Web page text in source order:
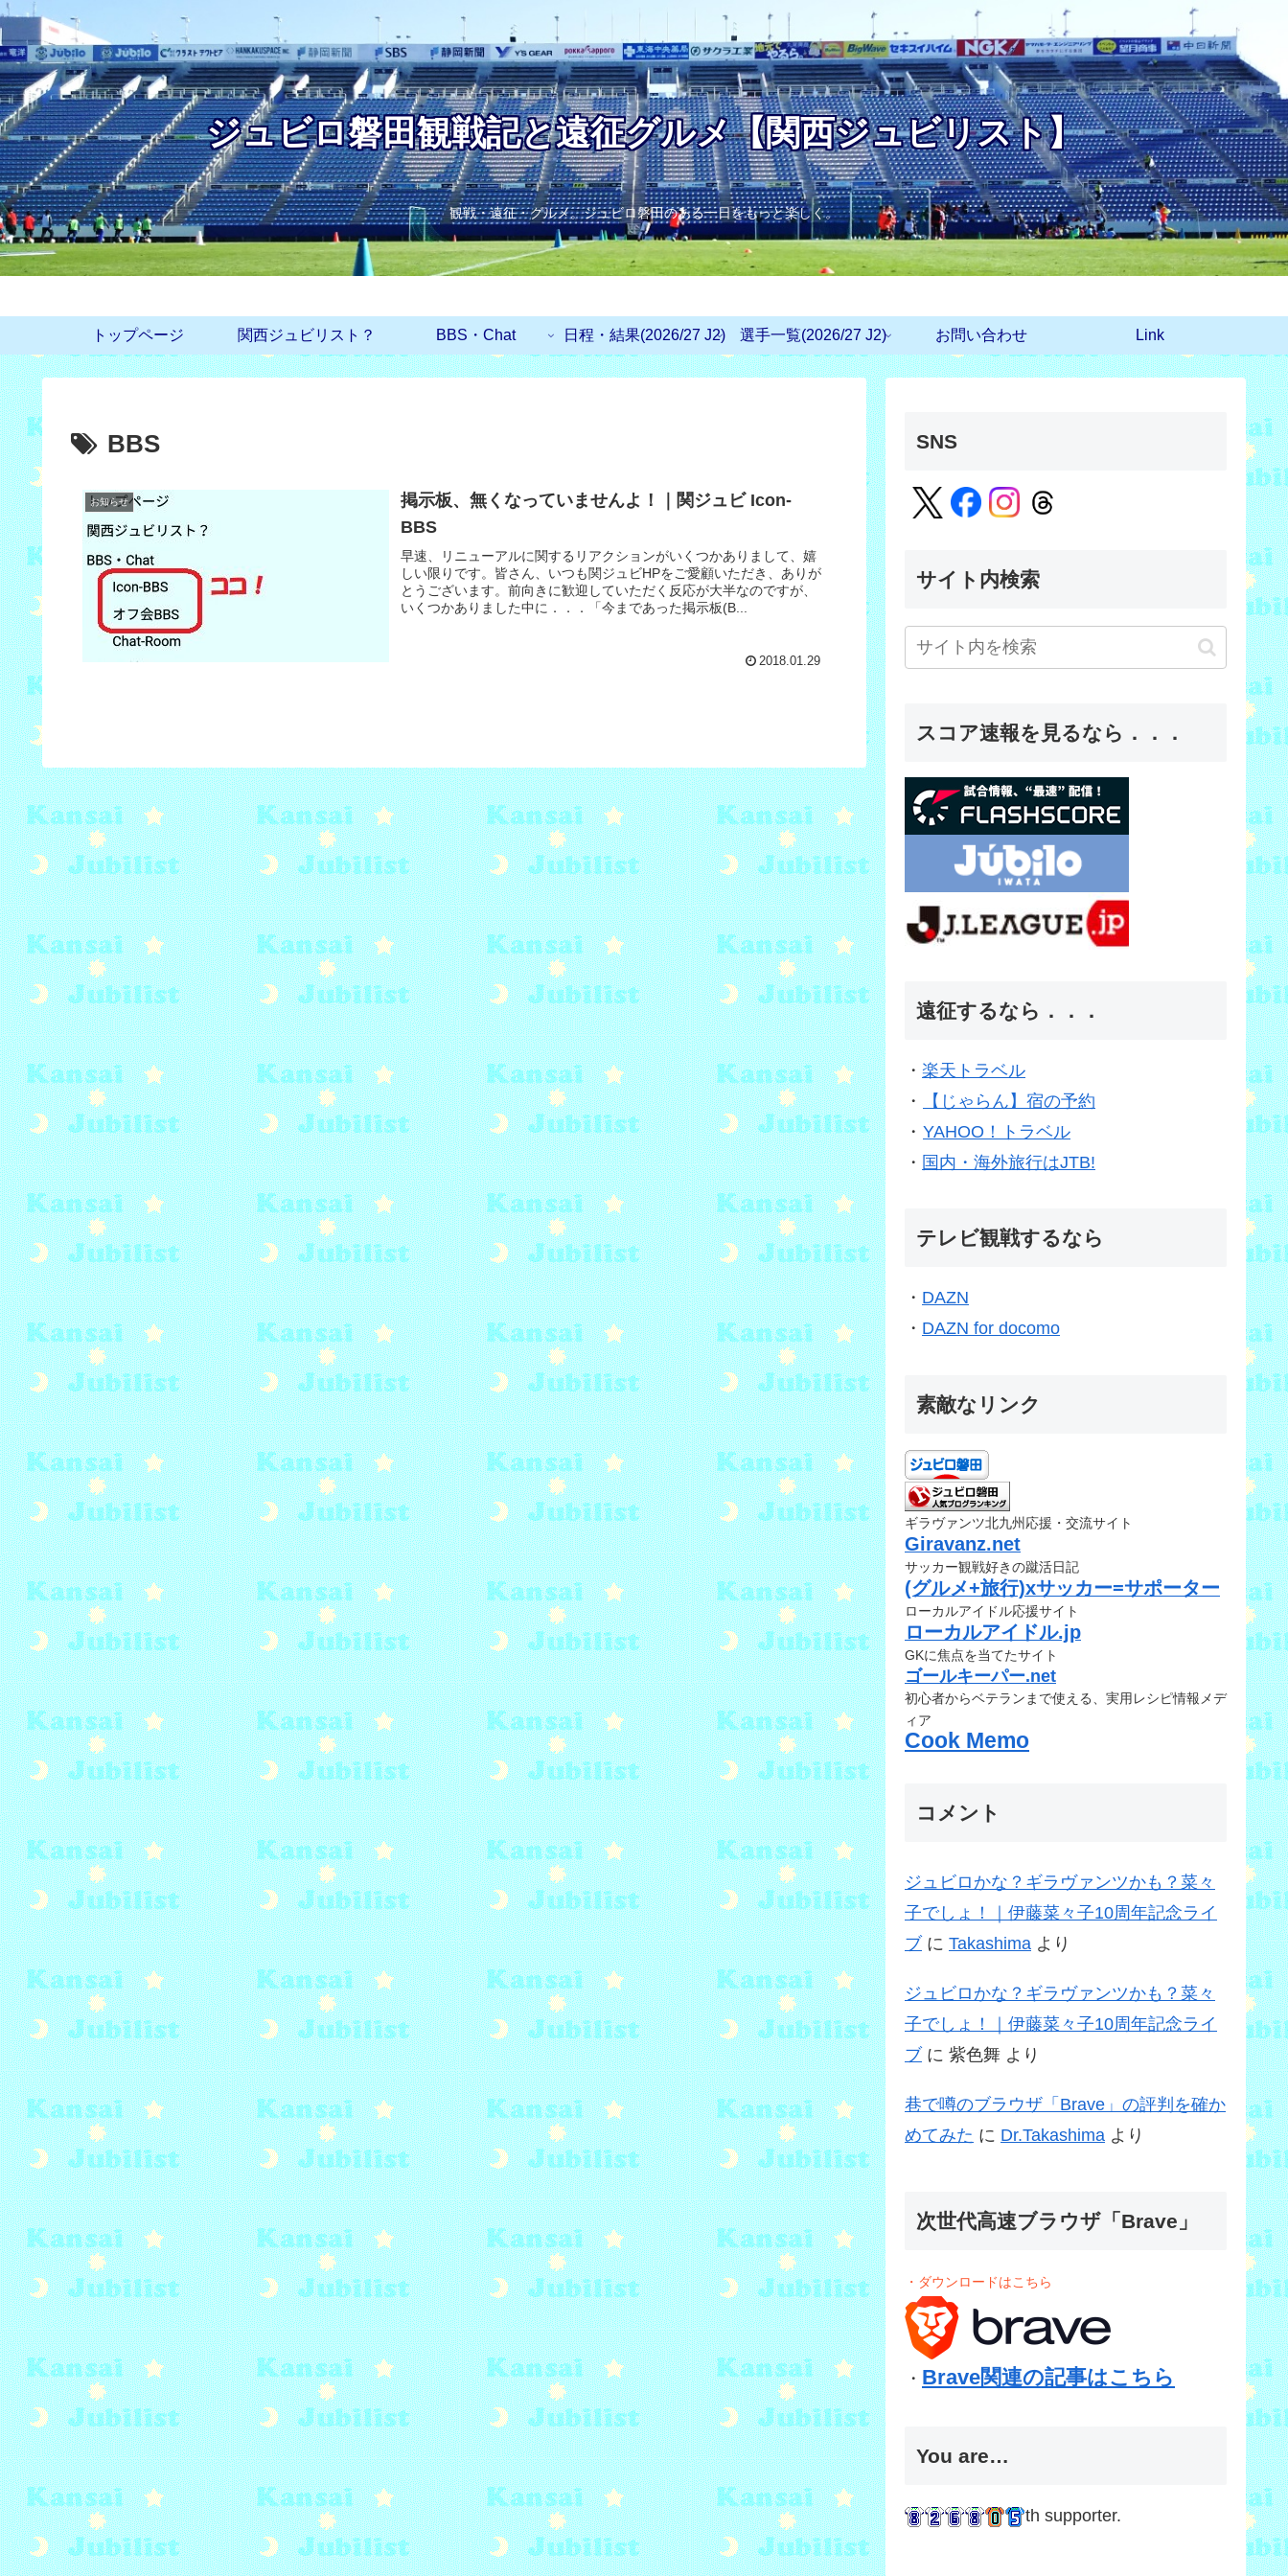
ジュビロ磐田観戦記と遠征グルメ【関西ジュビリスト】
観戦・遠征・グルメ。ジュビロ磐田のある一日をもっと楽しく。
トップページ 関西ジュビリスト？ BBS・Chat 日程・結果(2026/27 J2) 選手一覧(2026/27 J2) お問い合わせ Link
BBS
お知らせ
掲示板、無くなっていませんよ！｜関ジュビ Icon-
BBS
早速、リニューアルに関するリアクションがいくつかありまして、嬉
しい限りです。皆さん、いつも関ジュビHPをご愛顧いただき、ありが
とうございます。前向きに歓迎していただく反応が大半なのですが、
いくつかありました中に．．．「今まであった掲示板(B...
2018.01.29
SNS
サイト内検索
スコア速報を見るなら．．．
遠征するなら．．．
・ 楽天トラベル
・
【じゃらん】宿の予約
・ YAHOO！トラベル
・ 国内・海外旅行はJTB!
テレビ観戦するなら
・ DAZN
・ DAZN for docomo
素敵なリンク
ギラヴァンツ北九州応援・交流サイト
Giravanz.net
サッカー観戦好きの蹴活日記
(グルメ+旅行)xサッカー=サポーター
ローカルアイドル応援サイト
ローカルアイドル.jp
GKに焦点を当てたサイト
ゴールキーパー.net
初心者からベテランまで使える、実用レシピ情報メデ
ィア
Cook Memo
コメント
ジュビロかな？ギラヴァンツかも？菜々
子でしょ！｜伊藤菜々子10周年記念ライ
ブ に Takashima より
ジュビロかな？ギラヴァンツかも？菜々
子でしょ！｜伊藤菜々子10周年記念ライ
ブ に 紫色舞 より
巷で噂のブラウザ「Brave」の評判を確か
めてみた に Dr.Takashima より
次世代高速ブラウザ「Brave」
・ダウンロードはこちら
・ Brave関連の記事はこちら
You are…
th supporter.